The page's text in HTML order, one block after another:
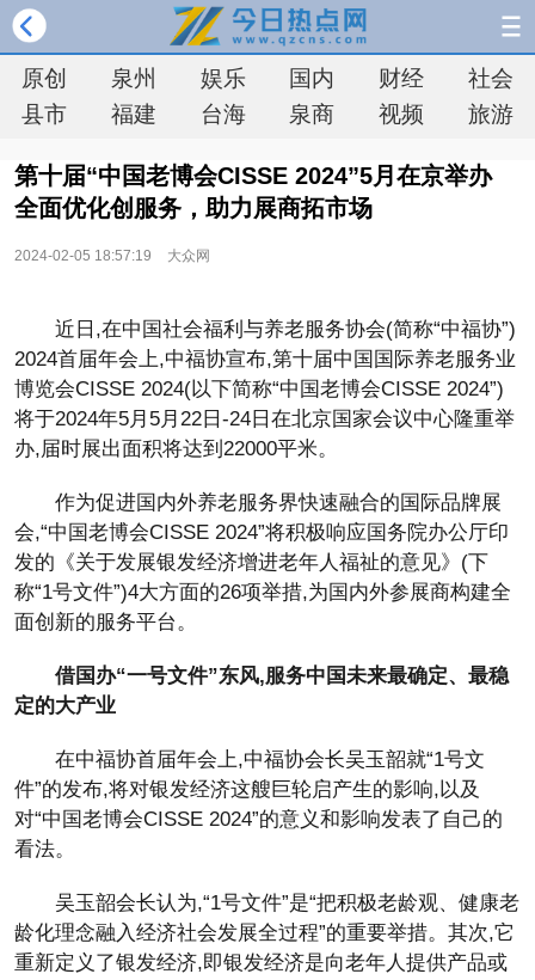
原创 泉州 娱乐 国内 财经
社会
县市
福建 台海 泉商 视频 旅游
第十届“中国老博会CISSE 2024”5月在京举办
全面优化创服务，助力展商拓市场
2024-02-05 18:57:19 大众网
近日,在中国社会福利与养老服务协会(简称“中福协”)
2024首届年会上,中福协宣布,第十届中国国际养老服务业
博览会CISSE 2024(以下简称“中国老博会CISSE 2024”)
将于2024年5月5月22日-24日在北京国家会议中心隆重举
办,届时展出面积将达到22000平米。
作为促进国内外养老服务界快速融合的国际品牌展
会,“中国老博会CISSE 2024”将积极响应国务院办公厅印
发的《关于发展银发经济增进老年人福祉的意见》(下
称“1号文件”)4大方面的26项举措,为国内外参展商构建全
面创新的服务平台。
借国办“一号文件”东风,服务中国未来最确定、最稳
定的大产业
在中福协首届年会上,中福协会长吴玉韶就“1号文
件”的发布,将对银发经济这艘巨轮启产生的影响,以及
对“中国老博会CISSE 2024”的意义和影响发表了自己的
看法。
吴玉韶会长认为,“1号文件”是“把积极老龄观、健康老
龄化理念融入经济社会发展全过程”的重要举措。其次,它
重新定义了银发经济,即银发经济是向老年人提供产品或